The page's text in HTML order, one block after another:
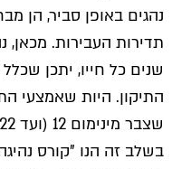
נהגים באופן סביר, הן
שנים כל חייו, יתכן
התיקון. היות שאמצעי
בשלב זה הנו "קורס